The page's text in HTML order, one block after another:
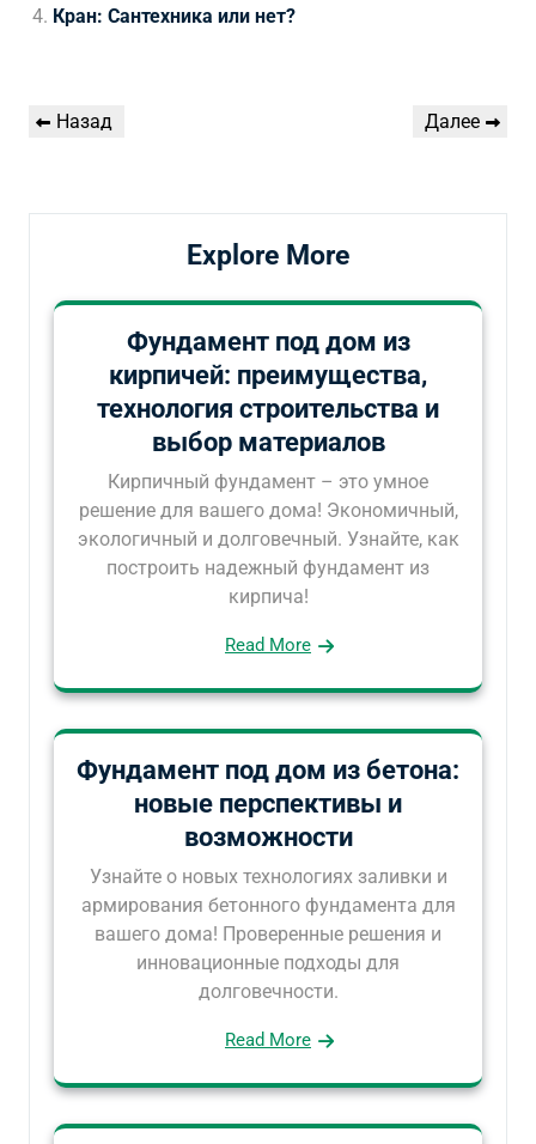
Кран: Сантехника или нет?
Навигация
Предыдущая
Назад
Следующая
Далее
Explore More
Фундамент под дом из
кирпичей: преимущества,
технология строительства и
выбор материалов
Кирпичный фундамент – это умное
решение для вашего дома! Экономичный,
экологичный и долговечный. Узнайте, как
построить надежный фундамент из
кирпича!
Read More
Фундамент под дом из бетона:
новые перспективы и
возможности
Узнайте о новых технологиях заливки и
армирования бетонного фундамента для
вашего дома! Проверенные решения и
инновационные подходы для
долговечности.
Read More